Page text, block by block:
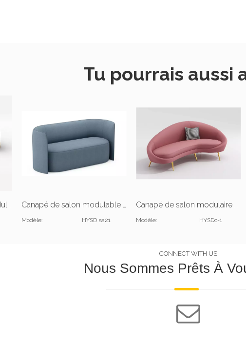
Tu pourrais aussi
Petit canapé de salon modulaire en forme de U Canapé de salon modulable en tissu bleu
Modèle: HYSD sa21
Canapé de salon modulaire confortable en cuir
Modèle: HYSDc-1
CONNECT WITH US
Nous Sommes Prêts À